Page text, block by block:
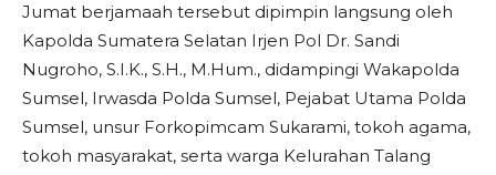
Jumat berjamaah tersebut dipimpin langsung oleh
Kapolda Sumatera Selatan Irjen Pol Dr. Sandi
Nugroho, S.I.K., S.H., M.Hum., didampingi Wakapolda
Sumsel, Irwasda Polda Sumsel, Pejabat Utama Polda
Sumsel, unsur Forkopimcam Sukarami, tokoh agama,
tokoh masyarakat, serta warga Kelurahan Talang